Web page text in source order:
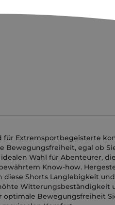
für Extremsportbegeisterte
egal ob
Wahl für Abenteurer,
Know-how.
Shorts Langlebigkeit
Witterungsbeständigkeit
Bewegungsfreiheit